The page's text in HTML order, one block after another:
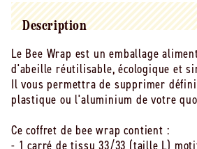
Angie
Be
Green
-
-
Kit
diy
bee
wrap
(dans
Angie
Be
-
-
Kit
diy
wrap
(dans
Description
Le Bee Wrap est un emballage
d'abeille réutilisable, écologique et
Il vous permettra de supprimer
plastique ou l'aluminium de votre
Ce coffret de bee wrap contient :
- 1 carré de tissu 33/33 (taille L)